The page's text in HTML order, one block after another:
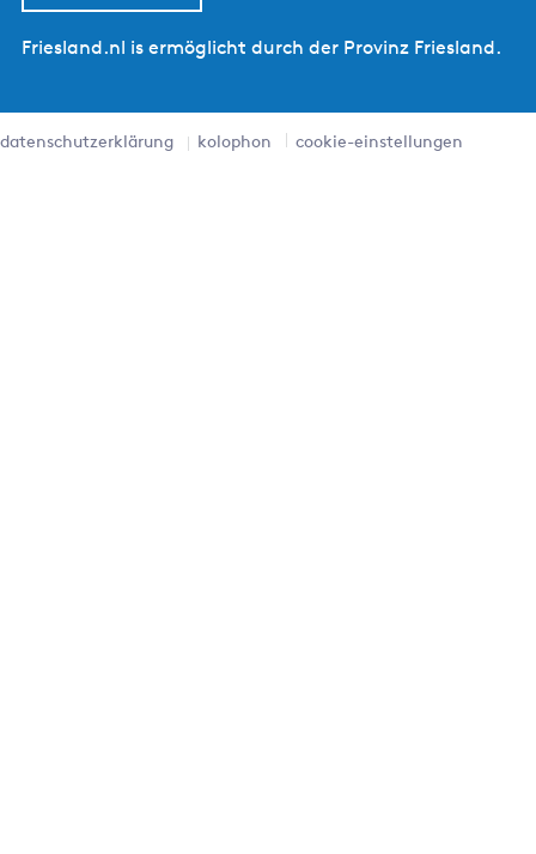
Friesland.nl is ermöglicht durch der Provinz Friesland.
datenschutzerklärung kolophon cookie-einstellungen